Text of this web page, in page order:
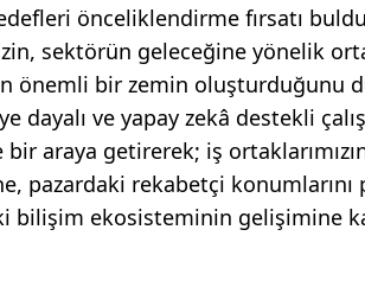
önceliklendirme fırsatı
sektörün geleceğine yönelik
önemli bir zemin oluşturduğunu
dayalı ve yapay zekâ destekli
araya getirerek; iş
pazardaki rekabetçi
bilişim ekosisteminin gelişimine